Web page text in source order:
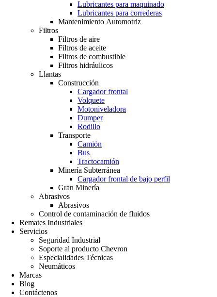
Lubricantes para maquinado
Lubricantes para correderas
Mantenimiento Automotriz
Filtros
Filtros de aire
Filtros de aceite
Filtros de combustible
Filtros hidráulicos
Llantas
Construcción
Cargador frontal
Volquete
Motoniveladora
Dumper
Rodillo
Transporte
Camión
Bus
Tractocamión
Minería Subterránea
Cargador frontal de bajo perfil
Gran Minería
Abrasivos
Abrasivos
Control de contaminación de fluidos
Remates Industriales
Servicios
Seguridad Industrial
Soporte al producto Chevron
Especialidades Técnicas
Neumáticos
Marcas
Blog
Contáctenos